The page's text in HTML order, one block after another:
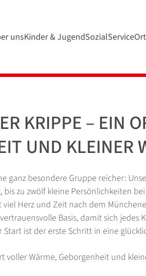
unsKinder & JugendSozialService
KRIPPE – EIN
UND KLEINER
ganz besondere Gruppe reicher:
zu zwölf kleine Persönlichkeiten
Herz und Zeit nach dem
Basis, damit sich jedes
ist der erste Schritt in eine